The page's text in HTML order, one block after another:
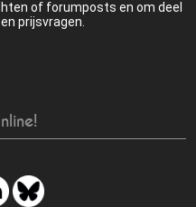
of forumposts en om deel
prijsvragen.